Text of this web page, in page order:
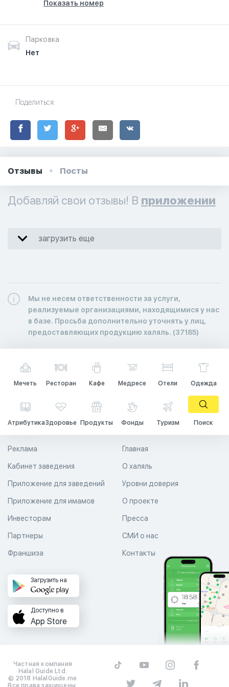
Показать номер
Парковка
Нет
Поделиться:
Отзывы Посты
Добавляй свои отзывы! В приложении
загрузить еще
Мы не несем ответственности за услуги,
реализуемые организациями, находящимися у нас
в базе. Просьба дополнительно уточнять у лиц,
предоставляющих продукцию халяль. (37185)
Мечеть Ресторан Кафе Медресе Отели Одежда
АтрибутикаЗдоровье Продукты Фонды Туризм Поиск
Главная
О халяль
Уровни доверия
Реклама
Кабинет заведения
Приложение для заведений
Приложение для имамов О проекте
Пресса
СМИ о нас
Контакты
Инвесторам
Партнеры
Франшиза
Загрузить на
Доступно в
App Store
Частная компания
Halal Guide Ltd.
© 2018 HalalGuide.me
Все права защищены.